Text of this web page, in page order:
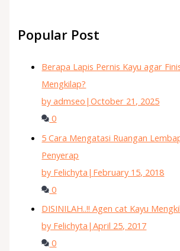
Popular Post
Berapa Lapis Pernis Kayu agar
Mengkilap?
by admseo |October 21, 2025
0
5 Cara Mengatasi Ruangan
Penyerap
by Felichyta | February 15, 2018
0
DISINILAH..!! Agen cat Kayu
by Felichyta |April 25, 2017
0